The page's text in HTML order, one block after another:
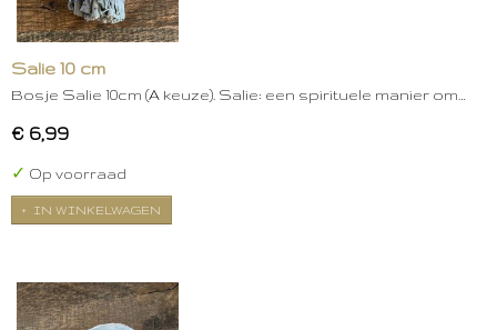
Salie 10 cm
Bosje Salie 10cm (A keuze). Salie: een spirituele manier om…
€ 6,99
✓ Op voorraad
IN WINKELWAGEN